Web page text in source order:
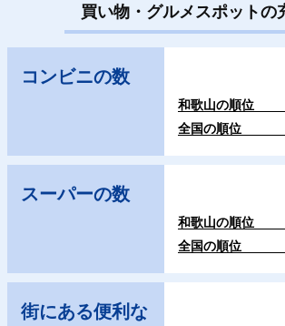
買い物・グルメスポットの
コンビニの数
和歌山の順位
全国の順位
スーパーの数
和歌山の順位
全国の順位
街にある便利な